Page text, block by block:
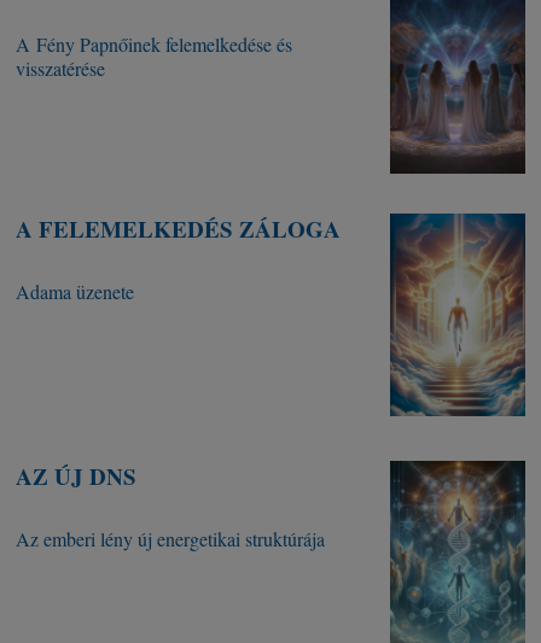
A Fény Papnőinek felemelkedése és
visszatérése
A FELEMELKEDÉS ZÁLOGA
Adama üzenete
AZ ÚJ DNS
Az emberi lény új energetikai struktúrája